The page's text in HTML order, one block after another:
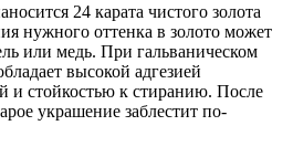
24 карата чистого золота
нужного оттенка в золото может
или медь. При гальваническом
высокой адгезией
и стойкостью к стиранию. После
украшение заблестит по-